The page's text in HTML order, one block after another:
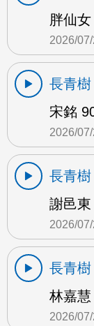
胖仙
2026/
長青樹
宋銘
2026/
長青樹
謝邑
2026/
長青樹
林嘉
2026/